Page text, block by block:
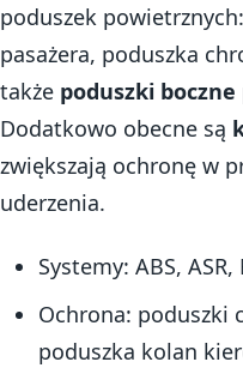
poduszek
pasażera, poduszka
także poduszki
Dodatkowo obecne są
zwiększają ochronę w
uderzenia.
Systemy: ABS,
Ochrona: poduszki
poduszka kolan